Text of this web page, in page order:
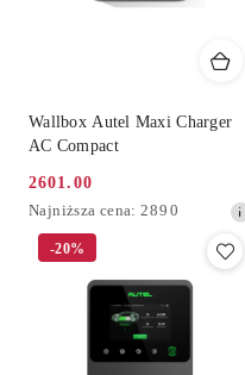
Wallbox Autel Maxi Charger
AC Compact
promocyjna:
2601.00
Najniższa
cena
Najniższa cena: 2890
-20%